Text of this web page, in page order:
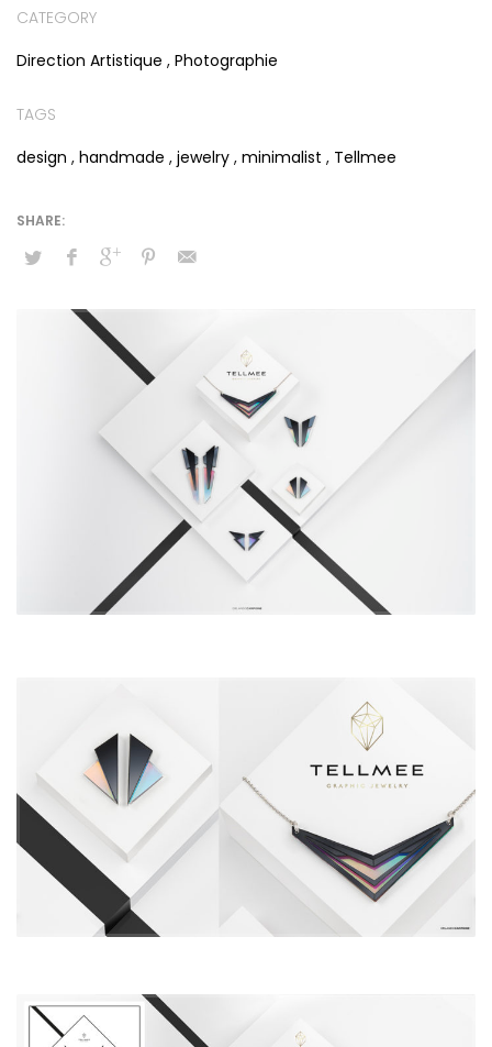
CATEGORY
Direction Artistique , Photographie
TAGS
design , handmade , jewelry , minimalist , Tellmee